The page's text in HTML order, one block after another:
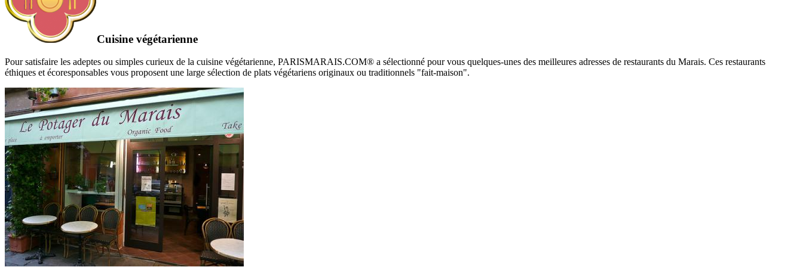
Cuisine végétarienne
Pour satisfaire les adeptes ou simples curieux de la cuisine végétarienne, PARISMARAIS.COM® a sélectionné pour vous quelques-unes des meilleures adresses de restaurants du Marais. Ces restaurants
éthiques et écoresponsables vous proposent une large sélection de plats végétariens originaux ou traditionnels "fait-maison".